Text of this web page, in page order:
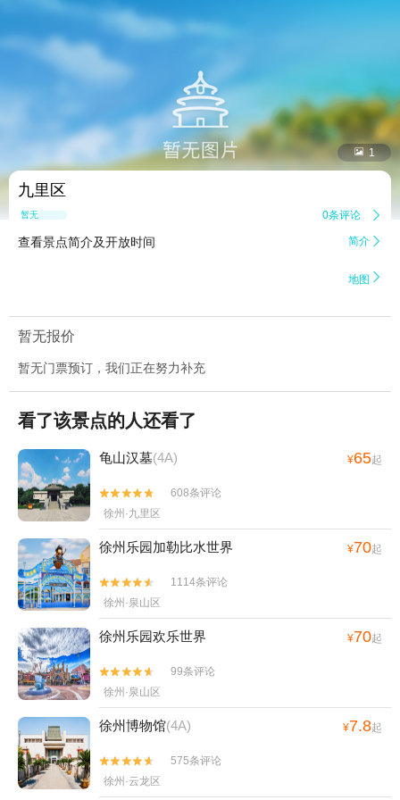
 1
九里区
暂无点评 0条评论 
查看景点简介及开放时间 简介 
地图 
暂无报价
暂无门票预订，我们正在努力补充
看了该景点的人还看了
龟山汉墓(4A) ¥65起


608条评论
徐州·九里区
徐州乐园加勒比水世界 ¥70起


1114条评论
徐州·泉山区
徐州乐园欢乐世界 ¥70起


99条评论
徐州·泉山区
徐州博物馆(4A) ¥7.8起


575条评论
徐州·云龙区